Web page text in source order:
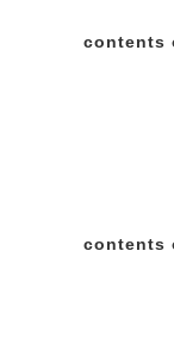
contents
contents